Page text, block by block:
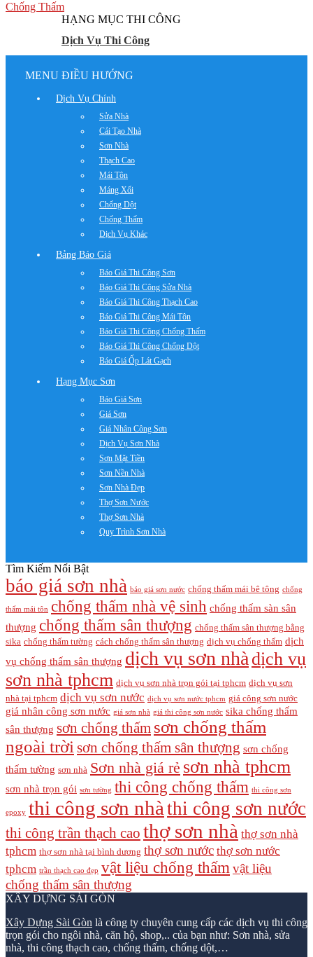
Chống Thấm
HẠNG MỤC THI CÔNG
Dịch Vụ Thi Công
MENU ĐIỀU HƯỚNG
Dịch Vụ Chính
Sửa Nhà
Cải Tạo Nhà
Sơn Nhà
Thạch Cao
Mái Tôn
Máng Xối
Chống Dột
Chống Thấm
Dịch Vụ Khác
Bảng Báo Giá
Báo Giá Thi Công Sơn
Báo Giá Thi Công Sửa Nhà
Báo Giá Thi Công Thạch Cao
Báo Giá Thi Công Mái Tôn
Báo Giá Thi Công Chống Thấm
Báo Giá Thi Công Chống Dột
Báo Giá Ốp Lát Gạch
Hạng Mục Sơn
Báo Giá Sơn
Giá Sơn
Giá Nhân Công Sơn
Dịch Vụ Sơn Nhà
Sơn Mặt Tiền
Sơn Nền Nhà
Sơn Nhà Đẹp
Thợ Sơn Nước
Thợ Sơn Nhà
Quy Trình Sơn Nhà
Tìm Kiếm Nổi Bật
báo giá sơn nhà báo giá sơn nước chống thấm mái bê tông chống
thấm mái tôn chống thấm nhà vệ sinh chống thấm sàn sân
thượng chống thấm sân thượng chống thấm sân thượng bằng
sika chống thấm tường cách chống thấm sân thượng dịch vụ chống thấm dịch
vụ chống thấm sân thượng dịch vụ sơn nhàdịch vụ
sơn nhà tphcm dịch vụ sơn nhà trọn gói tại tphcm dịch vụ sơn
nhà tại tphcm dịch vụ sơn nước dịch vụ sơn nước tphcm giá công sơn nước
giá nhân công sơn nước giá sơn nhà giá thi công sơn nước sika chống thấm
sân thượng sơn chống thấm sơn chống thấm
ngoài trời sơn chống thấm sân thượng sơn chống
thấm tường sơn nhà Sơn nhà giá rẻ sơn nhà tphcm
sơn nhà trọn gói sơn tường thi công chống thấm thi công sơn
epoxy thi công sơn nhà thi công sơn nước
thi công trần thạch cao thợ sơn nhà thợ sơn nhà
tphcm thợ sơn nhà tại bình dương thợ sơn nước thợ sơn nước
tphcm trần thạch cao đẹp vật liệu chống thấmvật liệu
chống thấm sân thượng
XÂY DỰNG SÀI GÒN
Xây Dựng Sài Gòn là công ty chuyên cung cấp các dịch vụ thi công
trọn gói cho ngôi nhà, căn hộ, shop,.. của bạn như: Sơn nhà, sửa
nhà, thi công thạch cao, chống thấm, chống dột,…